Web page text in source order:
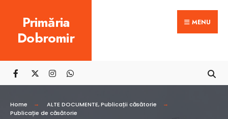
content
Primăria
Dobromir
MENU
Home ALTE DOCUMENTE,Publicații căsătorie
Publicație de căsătorie
for: